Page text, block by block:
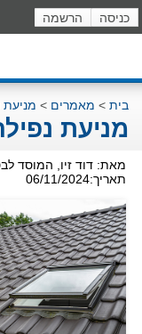
כניסה הרשמה
בית > מאמרים > מניעת
מניעת
מאת: דוד זיו, המוסד
תאריך:06/11/2024